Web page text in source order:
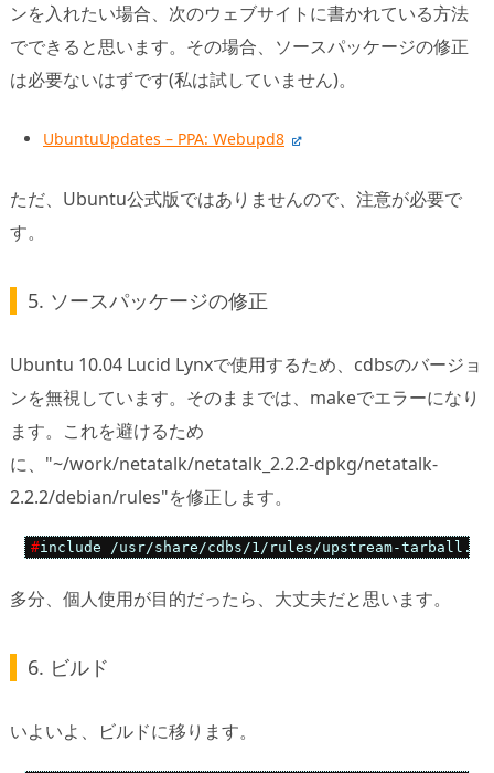
ンを入れたい場合、次のウェブサイトに書かれている方法
でできると思います。その場合、ソースパッケージの修正
は必要ないはずです(私は試していません)。
UbuntuUpdates – PPA: Webupd8
ただ、Ubuntu公式版ではありませんので、注意が必要で
す。
5. ソースパッケージの修正
Ubuntu 10.04 Lucid Lynxで使用するため、cdbsのバージョ
ンを無視しています。そのままでは、makeでエラーになり
ます。これを避けるため
に、"~/work/netatalk/netatalk_2.2.2-dpkg/netatalk-
2.2.2/debian/rules"を修正します。
#include /usr/share/cdbs/1/rules/upstream-tarball.mk
多分、個人使用が目的だったら、大丈夫だと思います。
6. ビルド
いよいよ、ビルドに移ります。